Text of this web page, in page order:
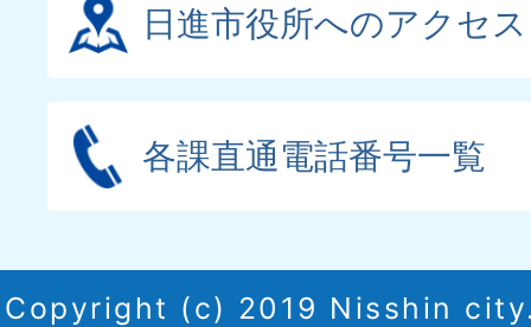
日進市役所へのアクセス
各課直通電話番号一覧
Copyright (c) 2019 Nisshin